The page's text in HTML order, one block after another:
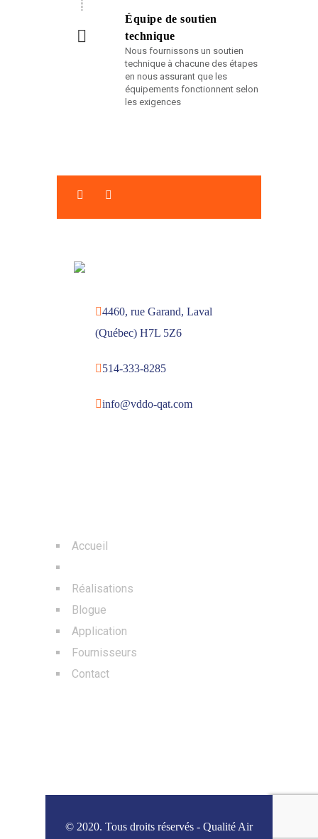
Équipe de soutien
technique
Nous fournissons un soutien
technique à chacune des étapes
en nous assurant que les
équipements fonctionnent selon
les exigences
4460, rue Garand, Laval
(Québec) H7L 5Z6
514-333-8285
info@vddo-qat.com
Accueil
Réalisations
Blogue
Application
Fournisseurs
Contact
© 2020. Tous droits réservés - Qualité Air